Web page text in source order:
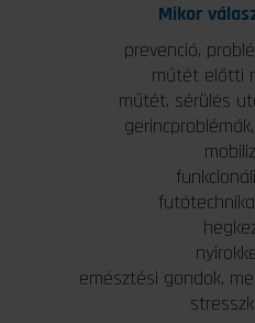
Mikor
prevenció,
műtét előtti
műtét, sérülés
emésztési gondok,